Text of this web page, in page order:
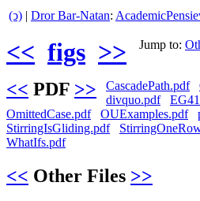
(ↄ) | Dror Bar-Natan:
<< figs >> Jump to:
<< PDF >> CascadePath.pdf
divquo.pdf
OmittedCase.pdf
OUExamples.pdf
StirringIsGliding.pdf
WhatIfs.pdf
<< Other Files >>